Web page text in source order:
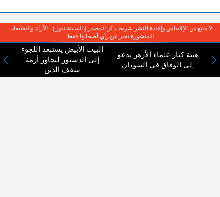
هيئة كبار علماء الأزهر تدعو
إلى الوفاق في السودان
البيت الأبيض يستبعد اللجوء
إلى الدستور لتجاوز أزمة
سقف الدين
لا مانع من الإقتباس وإعادة النشر شريط ذكر المصدر ( المدينة نيوز ) - الآراء والتعليقات
المنشورة تعبر عن رأي أصحابها فقط